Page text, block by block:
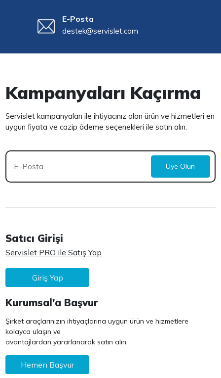
E-Posta
destek@servislet.com
Kampanyaları Kaçırma
Servislet kampanyaları ile ihtiyacınız olan ürün ve hizmetleri en
uygun fiyata ve cazip ödeme seçenekleri ile satın alın.
Üye Olun
Satıcı Girişi
Servislet PRO ile Satış Yap
Giriş Yap
Kurumsal'a Başvur
Şirket araçlarınızın ihtiyaçlarına uygun ürün ve hizmetlere
kolayca ulaşın ve
avantajlardan yararlanarak satın alın.
Hemen Başvur